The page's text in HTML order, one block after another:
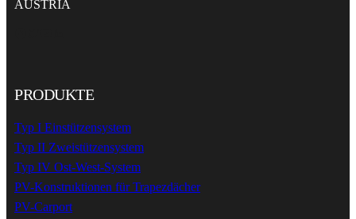
AUSTRIA
PRODUKTE
Typ I Einstützensystem
Typ II Zweistützensystem
Typ IV Ost-West-System
PV-Konstruktionen für Trapezdächer
PV-Carport